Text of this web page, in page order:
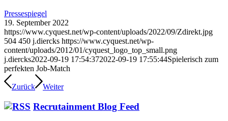
Pressespiegel
19. September 2022
https://www.cyquest.net/wp-content/uploads/2022/09/Zdirekt.jpg
504 450 j.diercks https://www.cyquest.net/wp-
content/uploads/2012/01/cyquest_logo_top_small.png
j.diercks2022-09-19 17:54:372022-09-19 17:55:44Spielerisch zum
perfekten Job-Match
Zurück Weiter
Recrutainment Blog Feed